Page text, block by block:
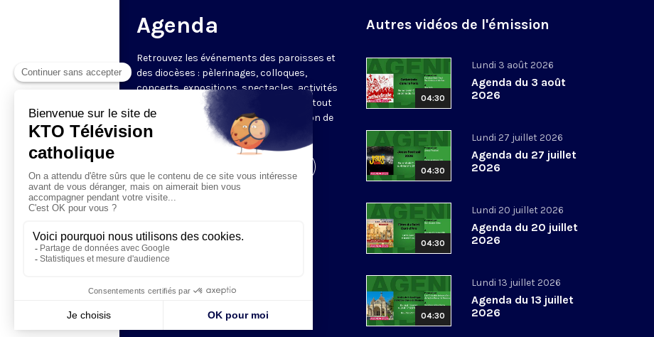
Agenda
Retrouvez les événements des paroisses et
des diocèses : pèlerinages, colloques,
concerts, expositions, spectacles, activités
pour les enfants. Des rendez-vous partout
en France sélectionnés par la rédaction de
KTO.
Autres vidéos de l'émission
04:30
Lundi 3 août 2026
Agenda du 3 août
2026
04:30
Lundi 27 juillet 2026
Agenda du 27 juillet
2026
04:30
Lundi 20 juillet 2026
Agenda du 20 juillet
2026
04:30
Lundi 13 juillet 2026
Agenda du 13 juillet
2026